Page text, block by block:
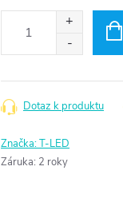
Dotaz k produktu
Značka:T-LED
Záruka: 2 roky